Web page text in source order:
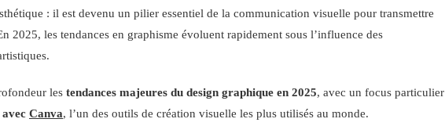
: il est devenu un pilier essentiel de la communication visuelle pour transmettre
2025, les tendances en graphisme évoluent rapidement sous l’influence des
les tendances majeures du design graphique en 2025, avec un focus particulier
Canva, l’un des outils de création visuelle les plus utilisés au monde.